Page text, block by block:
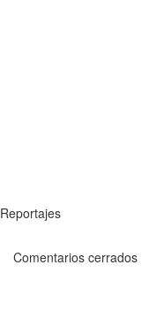
Reportajes
Comentarios cerrados